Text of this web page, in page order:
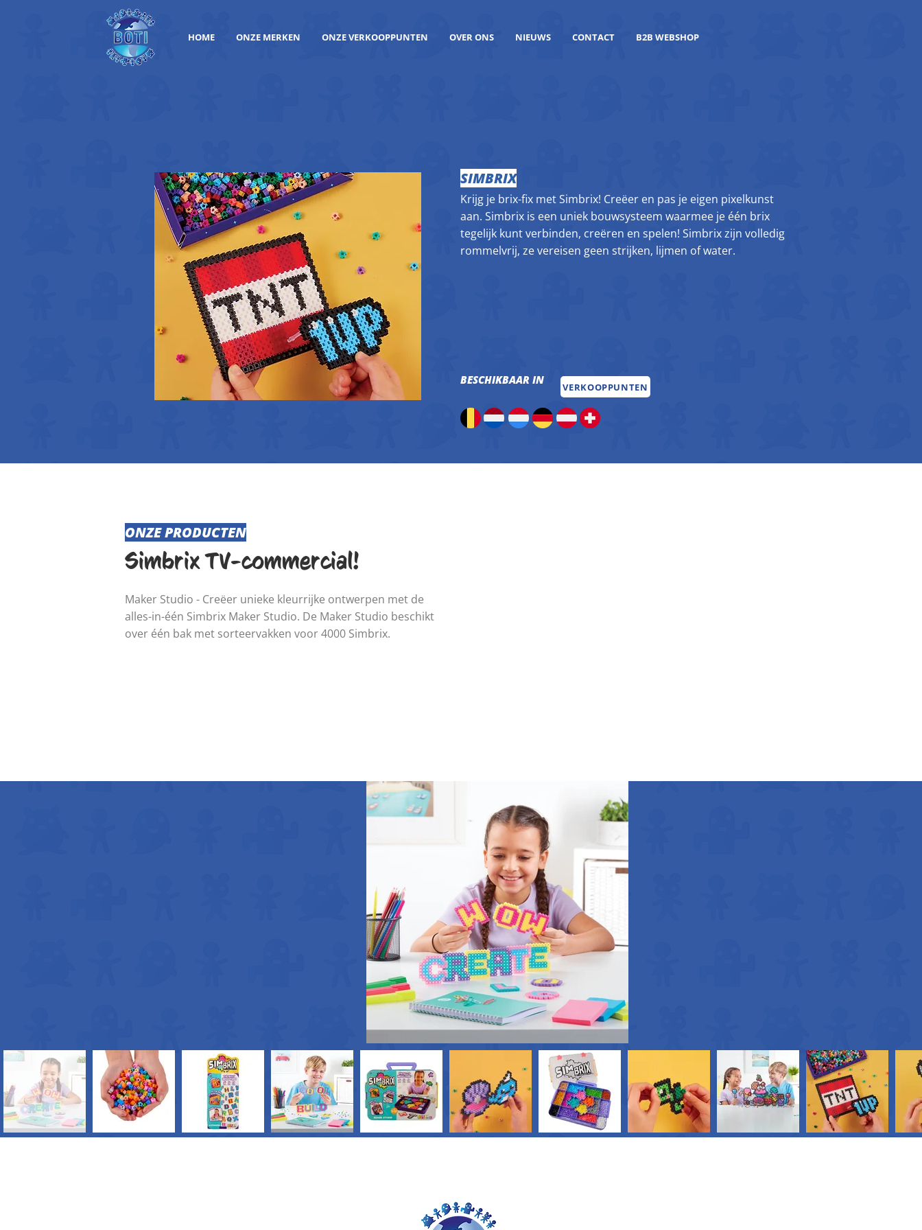
HOME ONZE MERKEN ONZE VERKOOPPUNTEN OVER ONS NIEUWS CONTACT B2B WEBSHOP
SIMBRIX
Krijg je brix-fix met Simbrix! Creëer en pas je eigen pixelkunst
aan. Simbrix is een uniek bouwsysteem waarmee je één brix
tegelijk kunt verbinden, creëren en spelen! Simbrix zijn volledig
rommelvrij, ze vereisen geen strijken, lijmen of water.
BESCHIKBAAR IN
VERKOOPPUNTEN
ONZE PRODUCTEN
Simbrix TV-commercial!
Maker Studio - Creëer unieke kleurrijke ontwerpen met de
alles-in-één Simbrix Maker Studio. De Maker Studio beschikt
over één bak met sorteervakken voor 4000 Simbrix.